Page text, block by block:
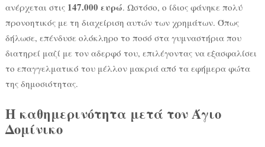
ανέρχεται στις 147.000 ευρώ. Ωστόσο, ο ίδιος φάνηκε πολύ
προνοητικός με τη διαχείριση αυτών των χρημάτων. Όπως
δήλωσε, επένδυσε ολόκληρο το ποσό στα γυμναστήρια που
διατηρεί μαζί με τον αδερφό του, επιλέγοντας να εξασφαλίσει
το επαγγελματικό του μέλλον μακριά από τα εφήμερα φώτα
της δημοσιότητας.
Η καθημερινότητα μετά τον Άγιο
Δομίνικο